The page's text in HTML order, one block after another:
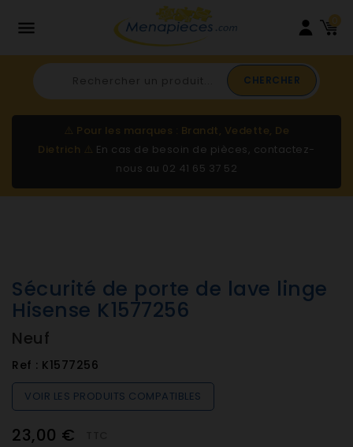
 0
CHERCHER
⚠️ Pour les marques : Brandt, Vedette, De
Dietrich ⚠️ En cas de besoin de pièces, contactez-
nous au 02 41 65 37 52
Sécurité de porte de lave linge
Hisense K1577256
Neuf
Ref : K1577256
VOIR LES PRODUITS COMPATIBLES
23,00 €